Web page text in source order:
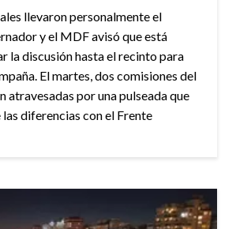
llevaron personalmente el
y el MDF avisó que está
la discusión hasta el recinto para
El martes, dos comisiones del
atravesadas por una pulseada que
diferencias con el Frente